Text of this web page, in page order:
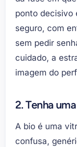
ponto decisivo
seguro, com
sem pedir
cuidado, a
imagem do
2. Tenha
A bio é uma
confusa,